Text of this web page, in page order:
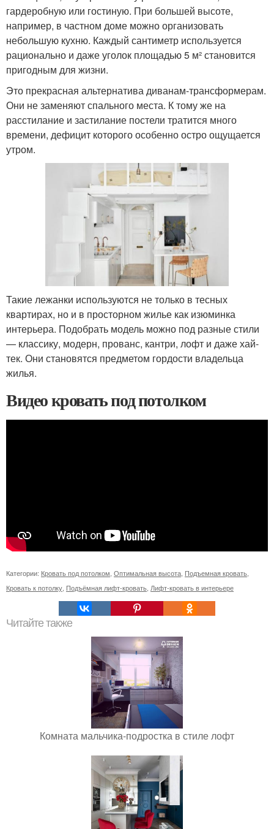
гардеробную или гостиную. При большей высоте,
например, в частном доме можно организовать
небольшую кухню. Каждый сантиметр используется
рационально и даже уголок площадью 5 м² становится
пригодным для жизни.
Это прекрасная альтернатива диванам-трансформерам.
Они не заменяют спального места. К тому же на
расстилание и застилание постели тратится много
времени, дефицит которого особенно остро ощущается
утром.
Такие лежанки используются не только в тесных
квартирах, но и в просторном жилье как изюминка
интерьера. Подобрать модель можно под разные стили
— классику, модерн, прованс, кантри, лофт и даже хай-
тек. Они становятся предметом гордости владельца
жилья.
Видео кровать под потолком
Категории: Кровать под потолком Оптимальная высота Подъемная кровать
Кровать к потолку Подъёмная лифт-кровать Лифт-кровать в интерьере
Читайте также
Комната мальчика-подростка в стиле лофт